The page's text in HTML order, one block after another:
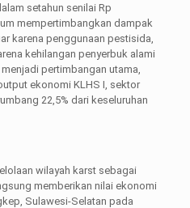
setahun senilai Rp
mempertimbangkan dampak
karena penggunaan pestisida,
kehilangan penyerbuk alami
pertimbangan utama,
ekonomi KLHS I, sektor
22,5% dari keseluruhan
wilayah karst sebagai
memberikan nilai ekonomi
Sulawesi-Selatan pada